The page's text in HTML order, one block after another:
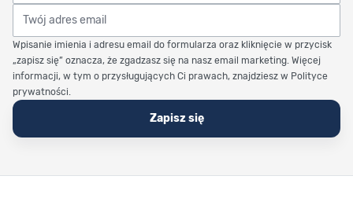
Twój adres email
Wpisanie imienia i adresu email do formularza oraz kliknięcie w przycisk
„zapisz się” oznacza, że zgadzasz się na nasz email marketing. Więcej
informacji, w tym o przysługujących Ci prawach, znajdziesz w Polityce
prywatności.
Zapisz się